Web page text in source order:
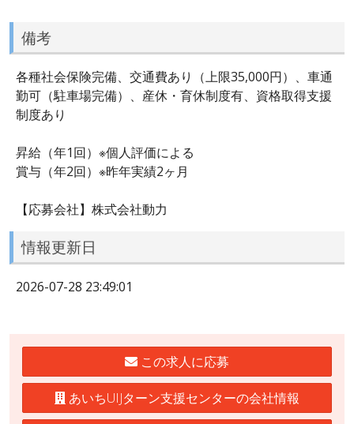
備考
各種社会保険完備、交通費あり（上限35,000円）、車通
勤可（駐車場完備）、産休・育休制度有、資格取得支援
制度あり
昇給（年1回）※個人評価による
賞与（年2回）※昨年実績2ヶ月
【応募会社】株式会社動力
情報更新日
2026-07-28 23:49:01
この求人に応募
あいちUIJターン支援センターの会社情報